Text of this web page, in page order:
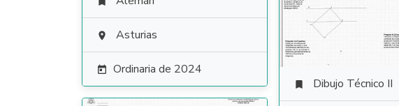
 Asturias
 Ordinaria de 2024
 Dibujo Técnico II